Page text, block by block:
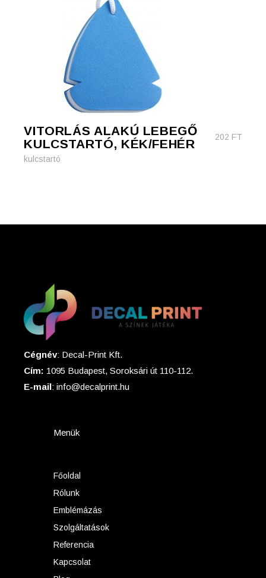
VITORLÁS ALAKÚ LEBEGŐ
KULCSTARTÓ, KÉK/FEHÉR
202 FT
kulcstartó
Cégnév: Decal-Print Kft.
Cím: 1095 Budapest, Soroksári út 110-112.
E-mail: info@decalprint.hu
Menük
Főoldal
Rólunk
Emblémázás
Szolgáltatások
Referencia
Kapcsolat